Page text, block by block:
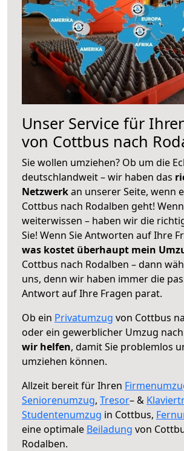
Unser Service für
von Cottbus nach
Sie wollen umziehen? Ob um die
deutschlandweit – wir haben das
Netzwerkan unserer Seite, wenn
Cottbus nach Rodalben geht!
weiterwissen – haben wir die
Sie! Wenn Sie Antworten auf Ihre
was kostet überhaupt mein
Cottbus nach Rodalben – dann
uns, denn wir haben immer die
Antwort auf Ihre Fragen parat.
Ob ein Privatumzug von Cottbus
oder ein gewerblicher Umzug
wir helfen, damit Sie problemlos
umziehen können.
Allzeit bereit für Ihren
Seniorenumzug, Tresor– &
Studentenumzug in Cottbus,
eine optimale Beiladung von
Rodalben.